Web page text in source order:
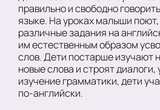
правильно и свободно
языке. На уроках малыши
различные задания на
им естественным образом
слов. Дети постарше изучают
новые слова и строят
изучение грамматики, дети
по-английски.